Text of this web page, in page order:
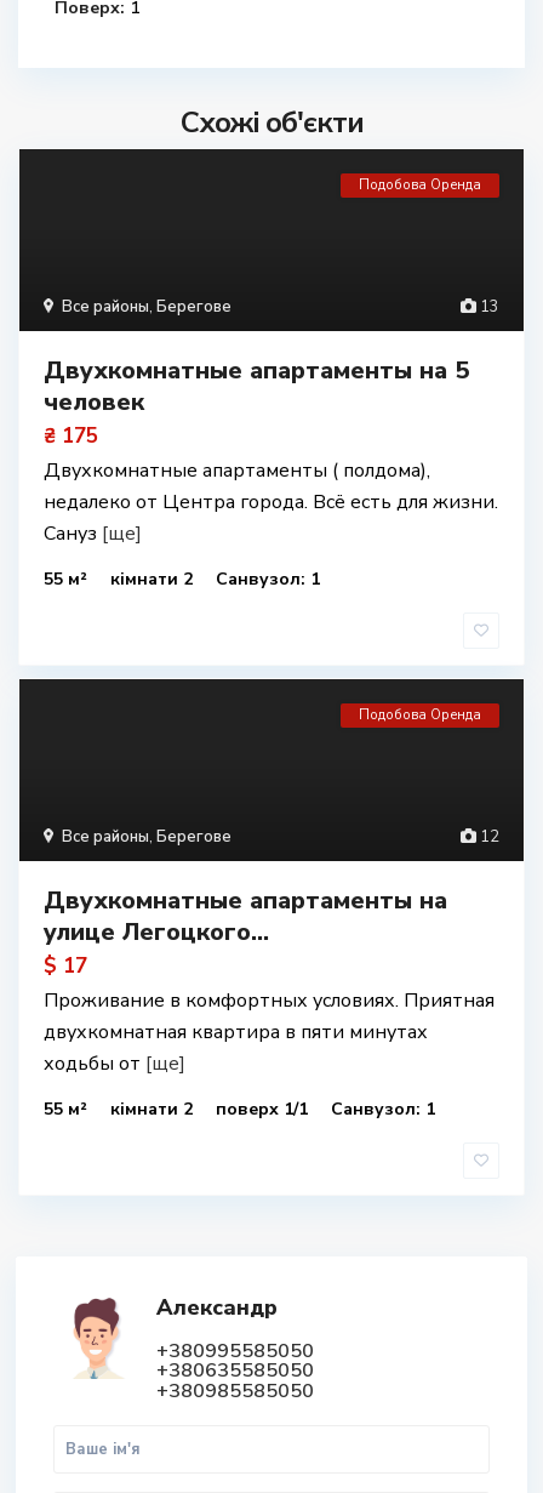
Поверх: 1
Схожі об'єкти
13
Все районы, Берегове
Подобова Оренда
Двухкомнатные апартаменты на 5
человек
₴ 175
Двухкомнатные апартаменты ( полдома),
недалеко от Центра города. Всё есть для жизни.
Сануз [ще]
55 м² кімнати 2 Санвузол: 1
12
Все районы, Берегове
Подобова Оренда
Двухкомнатные апартаменты на
улице Легоцкого...
$ 17
Проживание в комфортных условиях. Приятная
двухкомнатная квартира в пяти минутах
ходьбы от [ще]
55 м² кімнати 2 поверх 1/1 Санвузол: 1
Александр
+380995585050
+380635585050
+380985585050